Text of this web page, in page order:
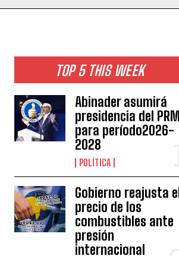
TOP 5 THIS WEEK
Abinader asumirá
presidencia del PRM
para período2026-
2028
POLÍTICA
Gobierno reajusta el
precio de los
combustibles ante
presión
internacional